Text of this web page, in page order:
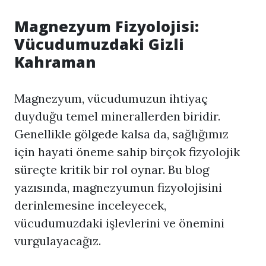
Magnezyum Fizyolojisi:
Vücudumuzdaki Gizli
Kahraman
Magnezyum, vücudumuzun ihtiyaç
duyduğu temel minerallerden biridir.
Genellikle gölgede kalsa da, sağlığımız
için hayati öneme sahip birçok fizyolojik
süreçte kritik bir rol oynar. Bu blog
yazısında, magnezyumun fizyolojisini
derinlemesine inceleyecek,
vücudumuzdaki işlevlerini ve önemini
vurgulayacağız.